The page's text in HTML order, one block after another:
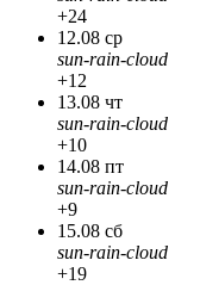
+24
12.08 ср
sun-rain-cloud
+12
13.08 чт
sun-rain-cloud
+10
14.08 пт
sun-rain-cloud
+9
15.08 сб
sun-rain-cloud
+19